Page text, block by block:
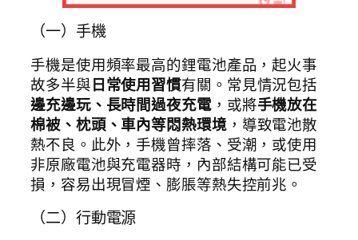
（一）手機
手機是使用頻率最高的鋰電池產品，起火事
故多半與日常使用習慣有關。常見情況包括
邊充邊玩、長時間過夜充電，或將手機放在
棉被、枕頭、車內等悶熱環境，導致電池散
熱不良。此外，手機曾摔落、受潮，或使用
非原廠電池與充電器時，內部結構可能已受
損，容易出現冒煙、膨脹等熱失控前兆。
（二）行動電源